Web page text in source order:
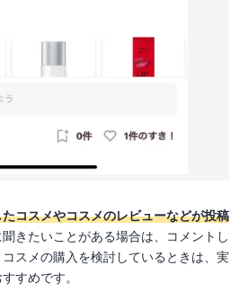
コスメやコスメのレビューなどが投稿
聞きたいことがある場合は、コメントし
スメの購入を検討しているときは、実
すめです。